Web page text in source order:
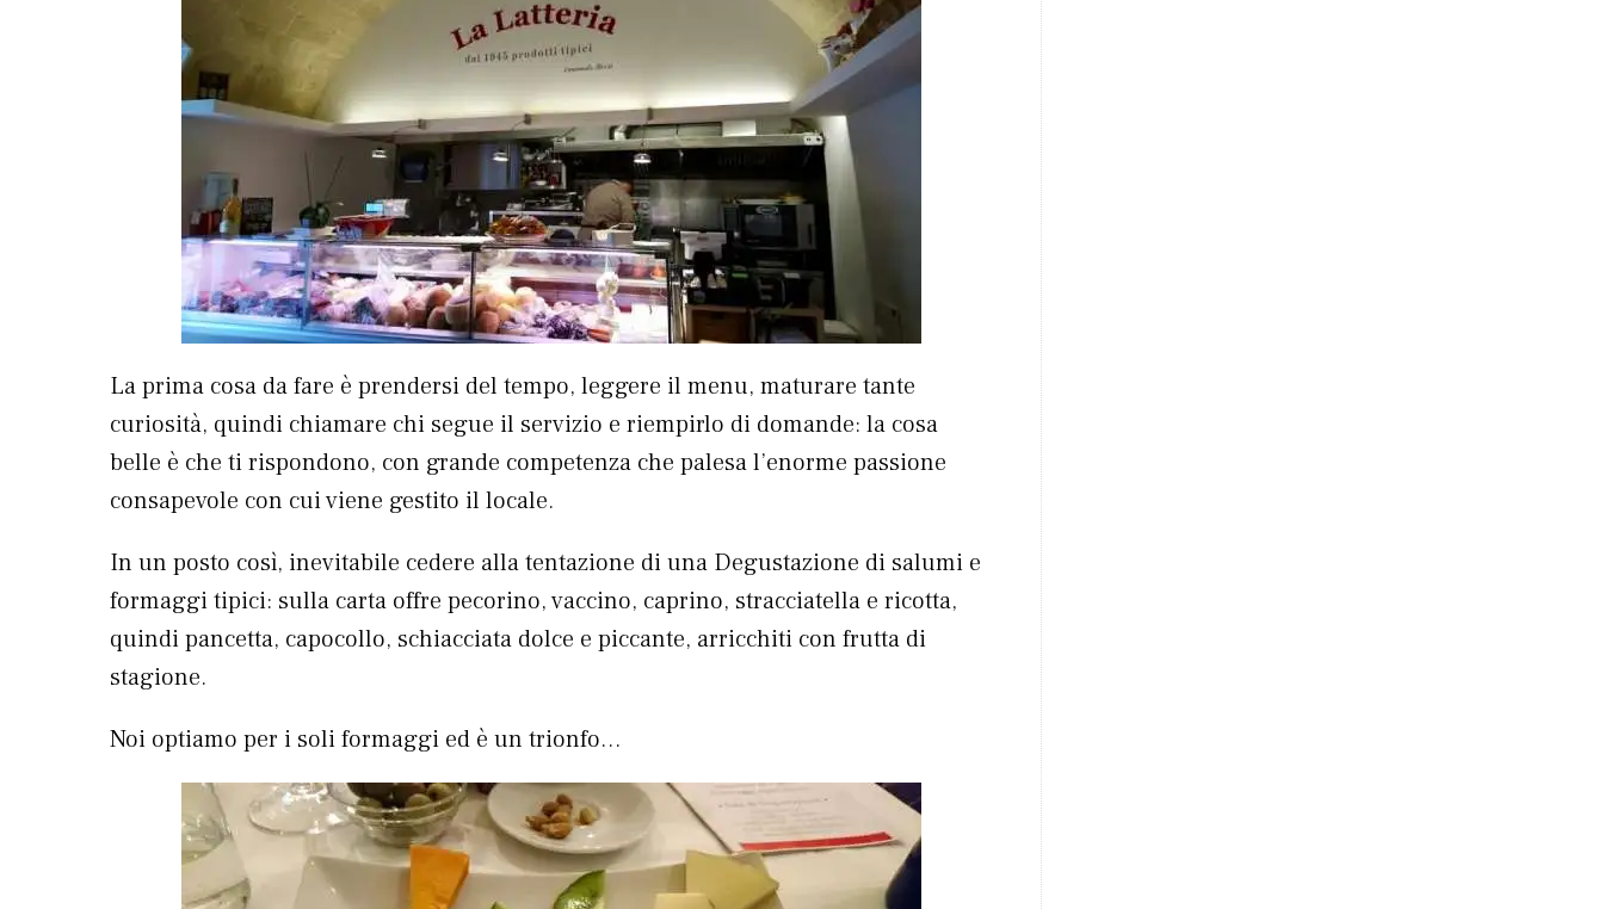
La prima cosa da fare è prendersi del tempo, leggere il menu, maturare tante
curiosità, quindi chiamare chi segue il servizio e riempirlo di domande: la cosa
belle è che ti rispondono, con grande competenza che palesa l’enorme passione
consapevole con cui viene gestito il locale.
In un posto così, inevitabile cedere alla tentazione di una Degustazione di salumi e
formaggi tipici: sulla carta offre pecorino, vaccino, caprino, stracciatella e ricotta,
quindi pancetta, capocollo, schiacciata dolce e piccante, arricchiti con frutta di
stagione.
Noi optiamo per i soli formaggi ed è un trionfo…